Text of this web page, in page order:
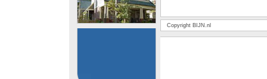
Copyright BIJN.nl